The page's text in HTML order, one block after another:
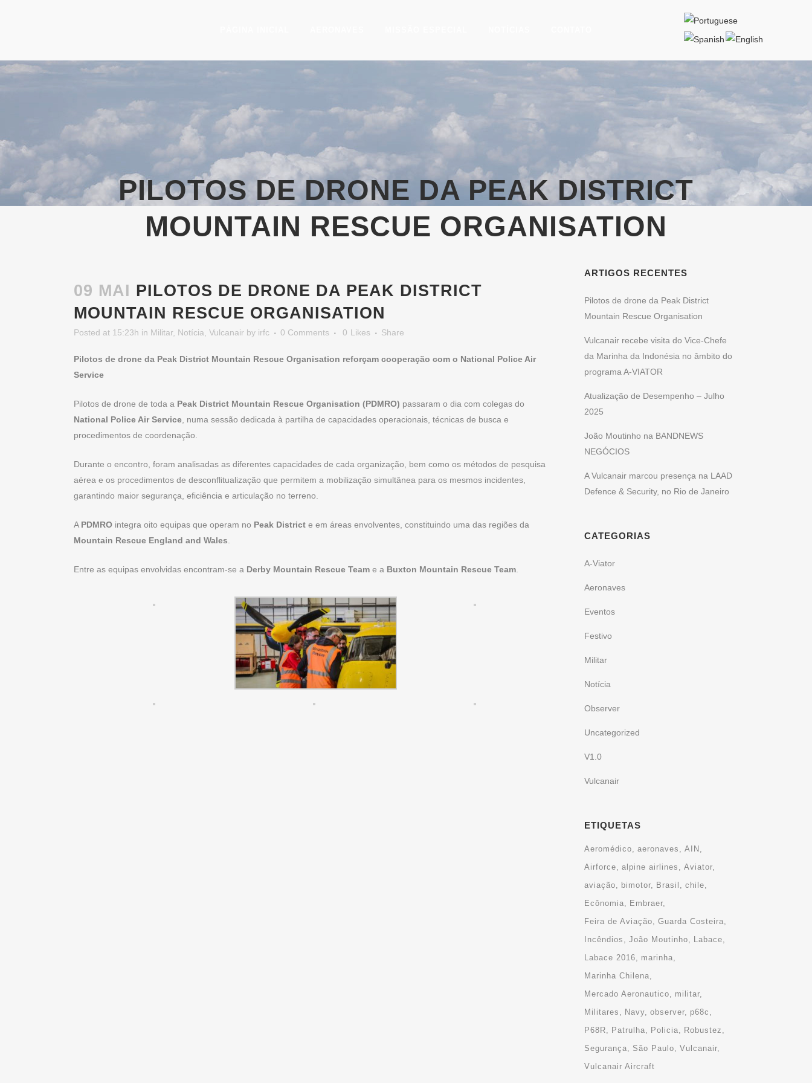
PILOTOS DE DRONE DA PEAK DISTRICT
MOUNTAIN RESCUE ORGANISATION
09 MAI PILOTOS DE DRONE DA PEAK DISTRICT
MOUNTAIN RESCUE ORGANISATION
Posted at 15:23h in Militar Notícia Vulcanair by irfc 0 Comments 0 Likes Share
Pilotos de drone da Peak District Mountain Rescue Organisation reforçam cooperação com o National Police Air
Service
Pilotos de drone de toda a Peak District Mountain Rescue Organisation (PDMRO) passaram o dia com colegas do
National Police Air Service , numa sessão dedicada à partilha de capacidades operacionais, técnicas de busca e
procedimentos de coordenação.
Durante o encontro, foram analisadas as diferentes capacidades de cada organização, bem como os métodos de pesquisa
aérea e os procedimentos de desconflitualização que permitem a mobilização simultânea para os mesmos incidentes,
garantindo maior segurança, eficiência e articulação no terreno.
A PDMRO integra oito equipas que operam no Peak District e em áreas envolventes, constituindo uma das regiões da
Mountain Rescue England and Wales
Entre as equipas envolvidas encontram-se a Derby Mountain Rescue Team e a Buxton Mountain Rescue Team
ARTIGOS RECENTES
Pilotos de drone da Peak District
Mountain Rescue Organisation
Vulcanair recebe visita do Vice-Chefe
da Marinha da Indonésia no âmbito do
programa A-VIATOR
Atualização de Desempenho – Julho
2025
João Moutinho na BANDNEWS
NEGÓCIOS
A Vulcanair marcou presença na LAAD
Defence & Security, no Rio de Janeiro
CATEGORIAS
A-Viator
Aeronaves
Eventos
Festivo
Militar
Notícia
Observer
Uncategorized
V1.0
Vulcanair
ETIQUETAS
Aeromédico aeronaves
AIN
Airforce
alpine airlines
Aviator
aviação
bimotor Brasil
chile
Ecônomia
Embraer
Feira de Aviação
Guarda Costeira
Incêndios
João Moutinho
Labace
Labace 2016
marinha
Marinha Chilena
Mercado Aeronautico
militar
Militares
Navy observer
p68c
P68R
Patrulha Policia
Robustez
Segurança
São Paulo
Vulcanair
Vulcanair Aircraft